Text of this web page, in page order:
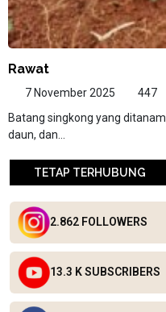
Rawat
7 November 2025 447
Batang singkong yang
daun, dan...
TETAP TERHUBUNG
2.862 FOLLOWERS
13.3 K SUBSCRIBERS